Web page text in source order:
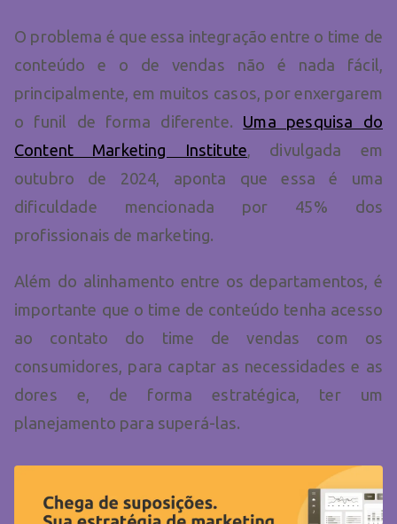
O problema é que essa integração entre o time de
conteúdo e o de vendas não é nada fácil,
principalmente, em muitos casos, por enxergarem
o funil de forma diferente. Uma pesquisa do
Content Marketing Institute , divulgada em
outubro de 2024, aponta que essa é uma
dificuldade mencionada por 45% dos
profissionais de marketing.
Além do alinhamento entre os departamentos, é
importante que o time de conteúdo tenha acesso
ao contato do time de vendas com os
consumidores, para captar as necessidades e as
dores e, de forma estratégica, ter um
planejamento para superá-las.